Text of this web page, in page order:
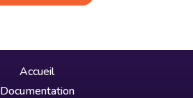
Accueil
Documentation